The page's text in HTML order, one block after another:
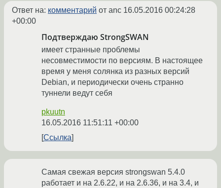
Ответ на: комментарий от anc 16.05.2016 00:24:28
+00:00
Подтверждаю StrongSWAN
имеет странные проблемы
несовместимости по версиям. В настоящее
время у меня солянка из разных версий
Debian, и периодически очень странно
туннели ведут себя
pkuutn
16.05.2016 11:51:11 +00:00
Ссылка
Самая свежая версия strongswan 5.4.0
работает и на 2.6.22, и на 2.6.36, и на 3.4, и